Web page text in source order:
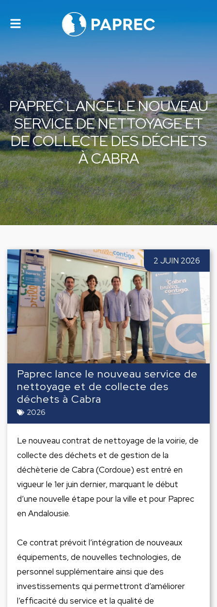
Toggle
navigation
PAPREC LANCE LE NOUVEAU
SERVICE DE NETTOYAGE ET
DE COLLECTE DES DÉCHETS
À CABRA
2 JUIN 2026
Paprec lance le nouveau service de
nettoyage et de collecte des
déchets à Cabra
2026
Le nouveau contrat de nettoyage de la voirie, de
collecte des déchets et de gestion de la
déchèterie de Cabra (Cordoue) est entré en
vigueur le 1er juin dernier, marquant le début
d’une nouvelle étape pour la ville et pour Paprec
en Andalousie.
Ce contrat prévoit l’intégration de nouveaux
équipements, de nouvelles technologies, de
personnel supplémentaire ainsi que des
investissements qui permettront d’améliorer
l’efficacité du service et la qualité de